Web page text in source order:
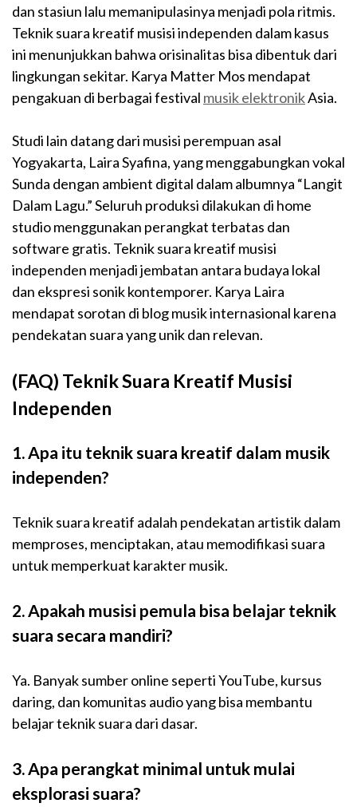
dan stasiun lalu memanipulasinya menjadi pola ritmis.
Teknik suara kreatif musisi independen dalam kasus
ini menunjukkan bahwa orisinalitas bisa dibentuk dari
lingkungan sekitar. Karya Matter Mos mendapat
pengakuan di berbagai festival musik elektronikAsia.
Studi lain datang dari musisi perempuan asal
Yogyakarta, Laira Syafina, yang menggabungkan vokal
Sunda dengan ambient digital dalam albumnya “Langit
Dalam Lagu.” Seluruh produksi dilakukan di home
studio menggunakan perangkat terbatas dan
software gratis. Teknik suara kreatif musisi
independen menjadi jembatan antara budaya lokal
dan ekspresi sonik kontemporer. Karya Laira
mendapat sorotan di blog musik internasional karena
pendekatan suara yang unik dan relevan.
(FAQ) Teknik Suara Kreatif Musisi
Independen
1. Apa itu teknik suara kreatif dalam musik
independen?
Teknik suara kreatif adalah pendekatan artistik dalam
memproses, menciptakan, atau memodifikasi suara
untuk memperkuat karakter musik.
2. Apakah musisi pemula bisa belajar teknik
suara secara mandiri?
Ya. Banyak sumber online seperti YouTube, kursus
daring, dan komunitas audio yang bisa membantu
belajar teknik suara dari dasar.
3. Apa perangkat minimal untuk mulai
eksplorasi suara?